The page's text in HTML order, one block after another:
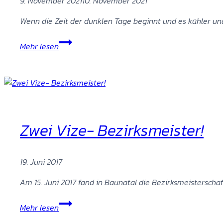
Clubhaus
Wenn die Zeit der dunklen Tage beginnt und es kühler
Mehr lesenEnde
der
Zwei Vize- Bezirksmeister!
19. Juni 2017
Am 15. Juni 2017 fand in Baunatal die
Mehr lesenZwei
Vize-